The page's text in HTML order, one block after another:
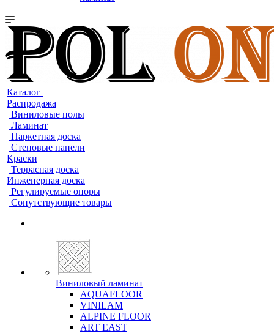
Каталог
Распродажа
Виниловые полы
Ламинат
Паркетная доска
Стеновые панели
Краски
Террасная доска
Инженерная доска
Регулируемые опоры
Сопутствующие товары
Виниловый ламинат
AQUAFLOOR
VINILAM
ALPINE FLOOR
ART EAST